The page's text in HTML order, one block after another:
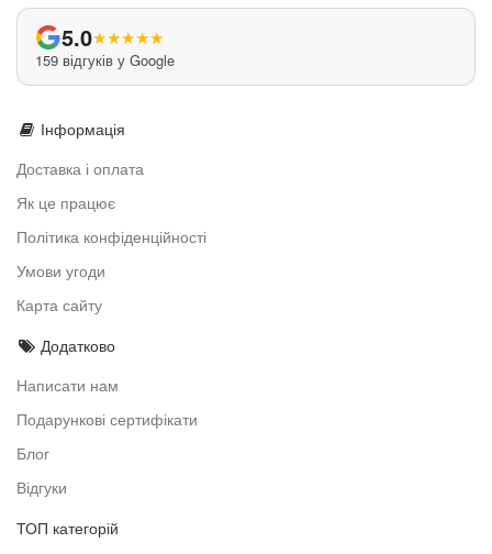
5.0★★★★★
159 відгуків у Google
Інформація
Доставка і оплата
Як це працює
Політика конфіденційності
Умови угоди
Карта сайту
Додатково
Написати нам
Подарункові сертифікати
Блог
Відгуки
ТОП категорій